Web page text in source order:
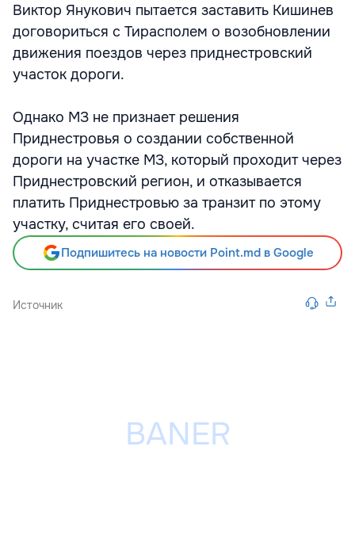
Виктор Янукович пытается заставить Кишинев
договориться с Тирасполем о возобновлении
движения поездов через приднестровский
участок дороги.
Однако МЗ не признает решения
Приднестровья о создании собственной
дороги на участке МЗ, который проходит через
Приднестровский регион, и отказывается
платить Приднестровью за транзит по этому
участку, считая его своей.
Подпишитесь на новости Point.md в Google
Источник